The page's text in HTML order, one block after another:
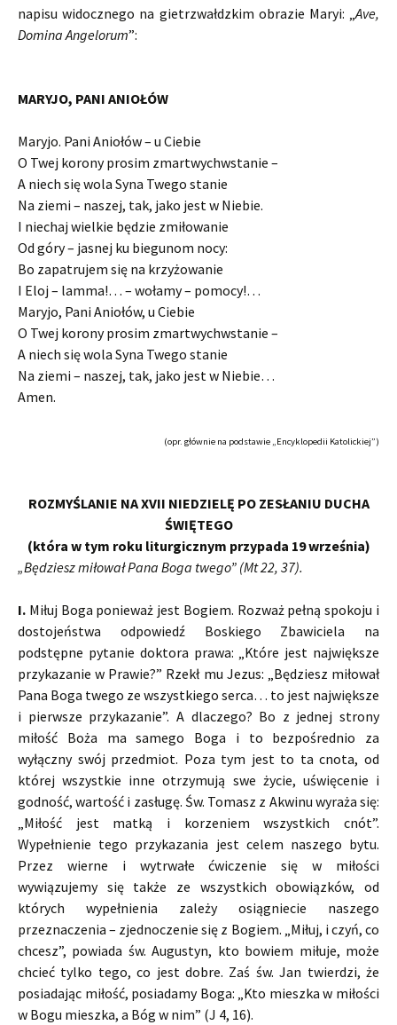
napisu widocznego na gietrzwałdzkim obrazie Maryi: „Ave,
Domina Angelorum”:
MARYJO, PANI ANIOŁÓW
Maryjo. Pani Aniołów – u Ciebie
O Twej korony prosim zmartwychwstanie –
A niech się wola Syna Twego stanie
Na ziemi – naszej, tak, jako jest w Niebie.
I niechaj wielkie będzie zmiłowanie
Od góry – jasnej ku biegunom nocy:
Bo zapatrujem się na krzyżowanie
I Eloj – lamma!… – wołamy – pomocy!…
Maryjo, Pani Aniołów, u Ciebie
O Twej korony prosim zmartwychwstanie –
A niech się wola Syna Twego stanie
Na ziemi – naszej, tak, jako jest w Niebie…
Amen.
(opr. głównie na podstawie „Encyklopedii Katolickiej”)
ROZMYŚLANIE NA XVII NIEDZIELĘ PO ZESŁANIU DUCHA
ŚWIĘTEGO
(która w tym roku liturgicznym przypada 19 września)
„Będziesz miłował Pana Boga twego” (Mt 22, 37).
I. Miłuj Boga ponieważ jest Bogiem. Rozważ pełną spokoju i
dostojeństwa odpowiedź Boskiego Zbawiciela na
podstępne pytanie doktora prawa: „Które jest największe
przykazanie w Prawie?” Rzekł mu Jezus: „Będziesz miłował
Pana Boga twego ze wszystkiego serca… to jest największe
i pierwsze przykazanie”. A dlaczego? Bo z jednej strony
miłość Boża ma samego Boga i to bezpośrednio za
wyłączny swój przedmiot. Poza tym jest to ta cnota, od
której wszystkie inne otrzymują swe życie, uświęcenie i
godność, wartość i zasługę. Św. Tomasz z Akwinu wyraża się:
„Miłość jest matką i korzeniem wszystkich cnót”.
Wypełnienie tego przykazania jest celem naszego bytu.
Przez wierne i wytrwałe ćwiczenie się w miłości
wywiązujemy się także ze wszystkich obowiązków, od
których wypełnienia zależy osiągniecie naszego
przeznaczenia – zjednoczenie się z Bogiem. „Miłuj, i czyń, co
chcesz”, powiada św. Augustyn, kto bowiem miłuje, może
chcieć tylko tego, co jest dobre. Zaś św. Jan twierdzi, że
posiadając miłość, posiadamy Boga: „Kto mieszka w miłości
w Bogu mieszka, a Bóg w nim” (J 4, 16).